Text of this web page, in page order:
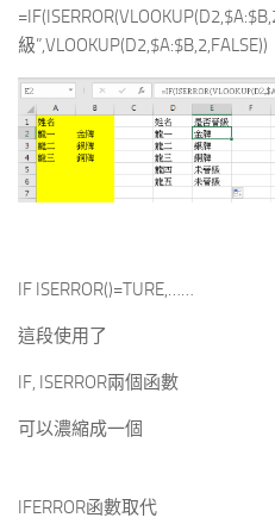
級”,VLOOKUP(D2,$A:$B,2,FALSE))
IF ISERROR()=TURE,……
這段使用了
IF, ISERROR兩個函數
可以濃縮成一個
IFERROR函數取代